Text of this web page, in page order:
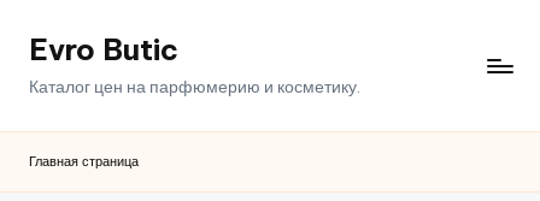
ПерейтиEvro Butic
Каталог цен на парфюмерию и косметику.
Главная страница